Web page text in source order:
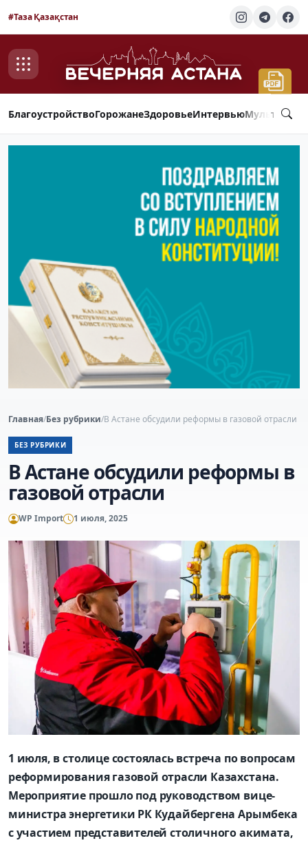
#Таза Қазақстан
БлагоустройствоГорожанеЗдоровьеИнтервью
Главная/Без рубрики/В Астане обсудили реформы в газовой отрасли
БЕЗ РУБРИКИ
В Астане обсудили реформы в
газовой отрасли
WP Import 1 июля, 2025
1 июля, в столице состоялась встреча по вопросам
реформирования газовой отрасли Казахстана.
Мероприятие прошло под руководством вице-
министра энергетики РК Кудайбергена Арымбека
с участием представителей столичного акимата,